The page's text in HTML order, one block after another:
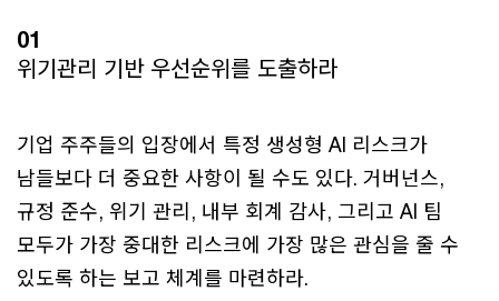
01
위기관리 기반 우선순위를 도출하라
기업 주주들의 입장에서 특정 생성형 AI 리스크가
남들보다 더 중요한 사항이 될 수도 있다. 거버넌스,
규정 준수, 위기 관리, 내부 회계 감사, 그리고 AI 팀
모두가 가장 중대한 리스크에 가장 많은 관심을 줄 수
있도록 하는 보고 체계를 마련하라.